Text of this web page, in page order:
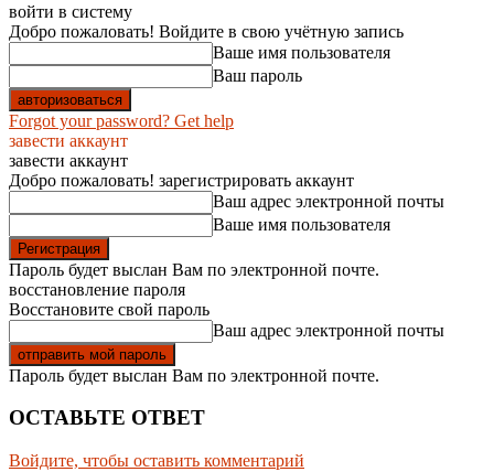
войти в систему
Добро пожаловать! Войдите в свою учётную запись
Ваше имя пользователя
Ваш пароль
Forgot your password? Get help
завести аккаунт
завести аккаунт
Добро пожаловать! зарегистрировать аккаунт
Ваш адрес электронной почты
Ваше имя пользователя
Пароль будет выслан Вам по электронной почте.
восстановление пароля
Восстановите свой пароль
Ваш адрес электронной почты
Пароль будет выслан Вам по электронной почте.
ОСТАВЬТЕ ОТВЕТ
Войдите, чтобы оставить комментарий